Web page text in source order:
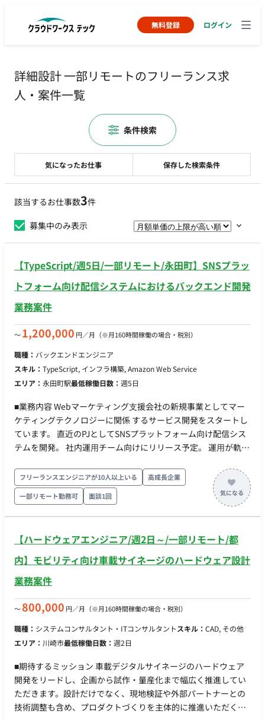
無料登録 ログイン
詳細設計 一部リモートのフリーランス求
人・案件一覧
該当するお仕事数3件
募集中のみ表示
【TypeScript/週5日/一部リモート/永田町】SNSプラッ
トフォーム向け配信システムにおけるバックエンド開発
業務案件
〜1,200,000 円／月 （※月160時間稼働の場合・税別）
職種： バックエンドエンジニア
スキル： TypeScript, インフラ構築, Amazon Web Service
エリア： 永田町駅最低稼働日数： 週5日
■業務内容 Webマーケティング⽀援会社の新規事業としてマー
ケティングテクノロジーに関係 するサービス開発をスタートし
ています。 直近のPJとしてSNSプラットフォーム向け配信シス
テムを開発。 社内運⽤チーム向けにリリース予定。 運⽤が軌道
直後はバックエンド領域を担当していただき、その後はフロン
トエンドやインフラなど他の領域の挑戦も可能です。 ■実装範
囲 ●バックエンド（主担当領域） ・SNS向けメッセージ配信
機能の構築（⼤量配信‧webhook処理） ・認証‧認可機能、決
の構築 など ■その他領域 ●フロント ・React＋MUIを⽤いた配
信管理画⾯ ・タグの実装、LIFFアプリ開発 ●インフラ構築
ーラブルな構築 ■開発環境 バックエンド：fastify, TypeScript フ
ロント：React, MUI, TypeScript インフラ：AWS,
CDK(TypeScript), ECS on Fargate, Lambda, SQS その他：
GitHub, GitHub Actions ■チーム体制 ▼開発組織 〇Stream
Aligned Team：プロダクトコードの実装 ・開発者：3名〜
Product Design Team ・Webプロダクトデザイナー：2名
・PdM：1名 ・プロダクトオーナー：1名(CTOが兼務)
〇Enabling Team：技術的な相談相手 ・Web開発：1名
・AI：1名 〇CTO ▼プロダクトマネジメント 〇PDM ■
フリーランスエンジニアが10人以上いる
高成長企業
一部リモート勤務可
面談1回
【ハードウェアエンジニア/週2日～/一部リモート/都
内】モビリティ向け車載サイネージのハードウェア設計
業務案件
〜800,000 円／月 （※月160時間稼働の場合・税別）
職種： システムコンサルタント・ITコンサルタントスキル： CAD, その他
エリア： 川崎市最低稼働日数： 週2日
■期待するミッション 車載デジタルサイネージのハードウェア
開発をリードし、企画から試作・量産化まで幅広く推進してい
ただきます。設計だけでなく、現地検証や外部パートナーとの
技術調整も含め、プロダクトづくりを主体的に推進いただくポ
気になったお仕事 保存した検索条件
条件検索